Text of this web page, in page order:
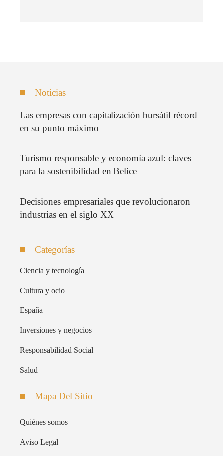
Noticias
Las empresas con capitalización bursátil récord
en su punto máximo
Turismo responsable y economía azul: claves
para la sostenibilidad en Belice
Decisiones empresariales que revolucionaron
industrias en el siglo XX
Categorías
Ciencia y tecnología
Cultura y ocio
España
Inversiones y negocios
Responsabilidad Social
Salud
Mapa Del Sitio
Quiénes somos
Aviso Legal